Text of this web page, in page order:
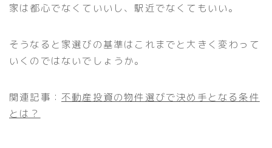
家は都心でなくていいし、駅近でなくてもいい。
そうなると家選びの基準はこれまでと大きく変わって
いくのではないでしょうか。
関連記事： 不動産投資の物件選びで決め手となる条件
とは？